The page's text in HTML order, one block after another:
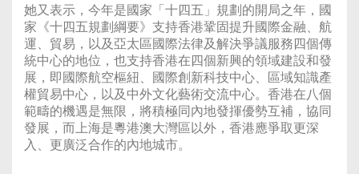
她又表示，今年是國家「十四五」規劃的開局之年，國
家《十四五規劃綱要》支持香港鞏固提升國際金融、航
運、貿易，以及亞太區國際法律及解決爭議服務四個傳
統中心的地位，也支持香港在四個新興的領域建設和發
展，即國際航空樞紐、國際創新科技中心、區域知識產
權貿易中心，以及中外文化藝術交流中心。香港在八個
範疇的機遇是無限，將積極同內地發揮優勢互補，協同
發展，而上海是粵港澳大灣區以外，香港應爭取更深
入、更廣泛合作的內地城市。